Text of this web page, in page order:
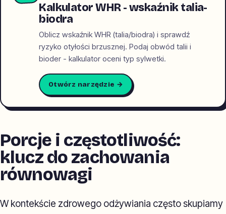
Kalkulator WHR - wskaźnik talia-
biodra
Oblicz wskaźnik WHR (talia/biodra) i sprawdź
ryzyko otyłości brzusznej. Podaj obwód talii i
bioder - kalkulator oceni typ sylwetki.
Otwórz narzędzie →
Porcje i częstotliwość:
klucz do zachowania
równowagi
W kontekście zdrowego odżywiania często skupiamy